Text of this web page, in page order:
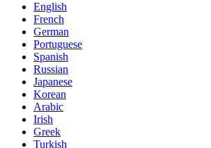
English
French
German
Portuguese
Spanish
Russian
Japanese
Korean
Arabic
Irish
Greek
Turkish